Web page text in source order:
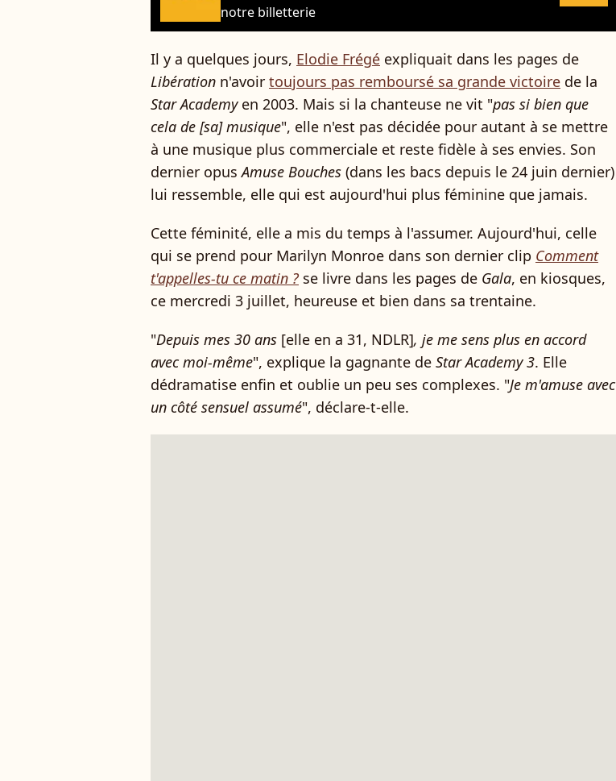
notre billetterie
Il y a quelques jours, Elodie Frégé expliquait dans les pages de
Libération n'avoir toujours pas remboursé sa grande victoire de la
Star Academyen 2003. Mais si la chanteuse ne vit "pas si bien que
cela de [sa] musique", elle n'est pas décidée pour autant à se mettre
à une musique plus commerciale et reste fidèle à ses envies. Son
dernier opusAmuse Bouches (dans les bacs depuis le 24 juin dernier)
lui ressemble, elle qui est aujourd'hui plus féminine que jamais.
Cette féminité, elle a mis du temps à l'assumer. Aujourd'hui, celle
qui se prend pour Marilyn Monroe dans son dernier clip Comment
t'appelles-tu ce matin ? se livre dans les pages de Gala, en kiosques,
ce mercredi 3 juillet, heureuse et bien dans sa trentaine.
"Depuis mes 30 ans [elle en a 31, NDLR], je me sens plus en accord
avec moi-même", explique la gagnante de Star Academy 3. Elle
dédramatise enfin et oublie un peu ses complexes. "Je m'amuse avec
un côté sensuel assumé", déclare-t-elle.